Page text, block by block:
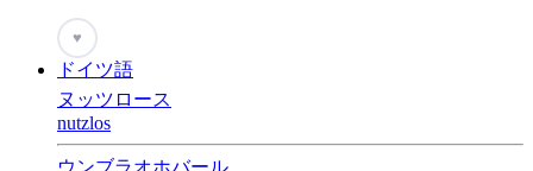
♥
ドイツ語
ヌッツロース
nutzlos
ウンブラオホバール